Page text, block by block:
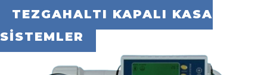
TEZGAHALTI KAPALI KASA
SİSTEMLER